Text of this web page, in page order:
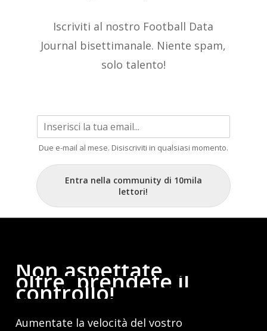
Iscriviti al nostro Football Data
Journal bisettimanale. Niente spam,
solo talento!
Due e-mail al mese. Disiscriviti in qualsiasi momento.
Entra nella community di 10mila
lettori!
Non aspettate
oltre,prendete il
controllo!
Aumentate la velocità del vostro